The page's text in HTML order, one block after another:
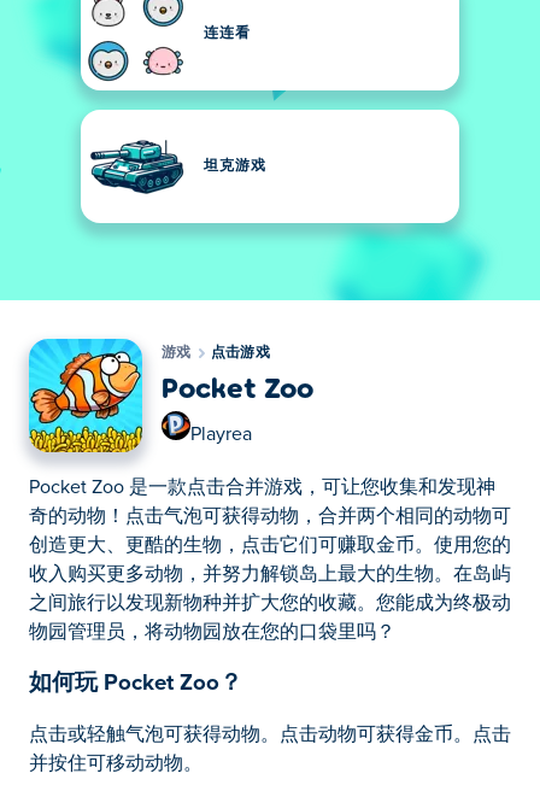
连连看
坦克游戏
游戏 点击游戏
Pocket Zoo
Playrea
Pocket Zoo 是一款点击合并游戏，可让您收集和发现神
奇的动物！点击气泡可获得动物，合并两个相同的动物可
创造更大、更酷的生物，点击它们可赚取金币。使用您的
收入购买更多动物，并努力解锁岛上最大的生物。在岛屿
之间旅行以发现新物种并扩大您的收藏。您能成为终极动
物园管理员，将动物园放在您的口袋里吗？
如何玩 Pocket Zoo？
点击或轻触气泡可获得动物。点击动物可获得金币。点击
并按住可移动动物。